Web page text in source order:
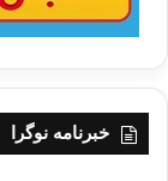
خبرنامه نوگرا